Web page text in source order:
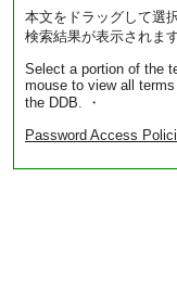
本文をドラッグして選
検索結果が表示されます
Select a portion of the
mouse to view all
the DDB. ・
Password Access